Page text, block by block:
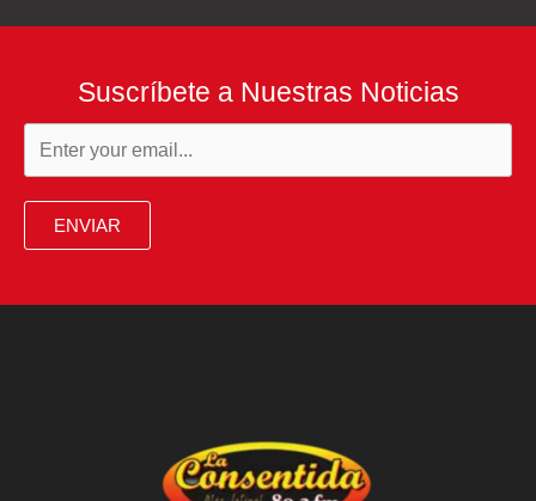
Suscríbete a Nuestras Noticias
ENVIAR